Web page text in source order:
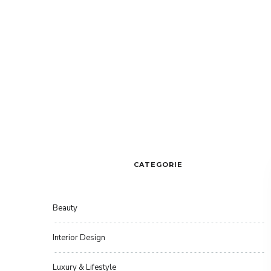
CATEGORIE
Beauty
Interior Design
Luxury & Lifestyle